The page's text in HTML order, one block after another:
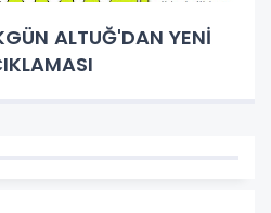
ALTUĞ'DAN YENİ